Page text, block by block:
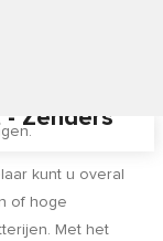
- Zenders
kunt u overal
of hoge
Met het